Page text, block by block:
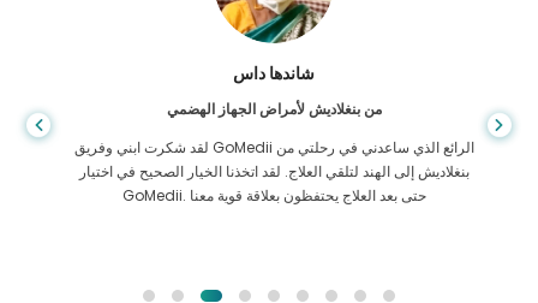
شاندها داس
من بنغلاديش لأمراض الجهاز الهضمي
لقد شكرت ابني وفريق GoMedii الرائع الذي ساعدني في رحلتي من
بنغلاديش إلى الهند لتلقي العلاج. لقد اتخذنا الخيار الصحيح في اختيار
GoMedii. حتى بعد العلاج يحتفظون بعلاقة قوية معنا